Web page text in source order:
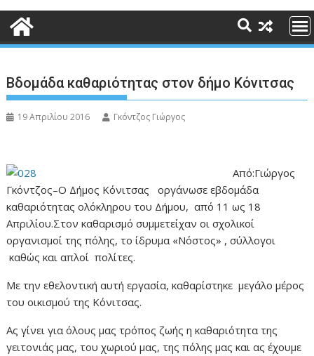
Βδομάδα καθαριότητας στον δήμο Κόνιτσας
19 Απριλίου 2016 Γκόντζος Γιώργος
Από:Γιώργος
Γκόντζος–Ο Δήμος Κόνιτσας οργάνωσε εβδομάδα
καθαριότητας ολόκληρου του Δήμου, από 11 ως 18
Απριλίου.Στον καθαρισμό συμμετείχαν οι σχολικοί
οργανισμοί της πόλης, το ίδρυμα «Νόστος» , σύλλογοι
καθώς και απλοί πολίτες.
Με την εθελοντική αυτή εργασία, καθαρίστηκε μεγάλο μέρος
του οικισμού της Κόνιτσας.
Ας γίνει για όλους μας τρόπος ζωής η καθαριότητα της
γειτονιάς μας, του χωριού μας, της πόλης μας και ας έχουμε